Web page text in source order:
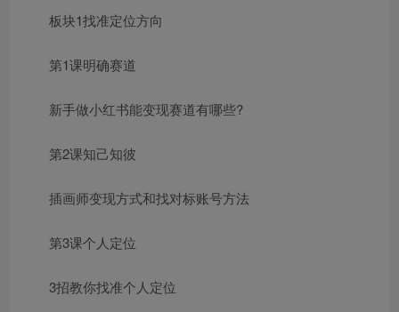
板块1找准定位方向
第1课明确赛道
新手做小红书能变现赛道有哪些?
第2课知己知彼
插画师变现方式和找对标账号方法
第3课个人定位
3招教你找准个人定位